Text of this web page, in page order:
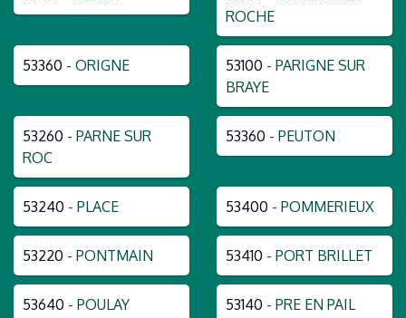
ROCHE
53360 - ORIGNE 53100 - PARIGNE SUR
BRAYE
53260 - PARNE SUR
ROC
53360 - PEUTON
53240 - PLACE 53400 - POMMERIEUX
53220 - PONTMAIN 53410 - PORT BRILLET
53640 - POULAY 53140 - PRE EN PAIL